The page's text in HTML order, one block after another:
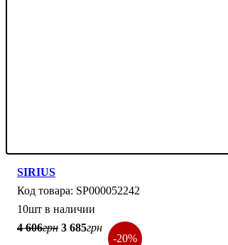
SIRIUS
SP000052242
10шт в наличии
-20%
4 606грн 3 685грн